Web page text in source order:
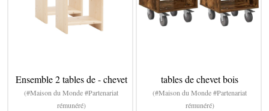
Ensemble 2 tables de - chevet
(#Maison du Monde #Partenariat
rémunéré)
tables de chevet bois
(#Maison du Monde #Partenariat
rémunéré)